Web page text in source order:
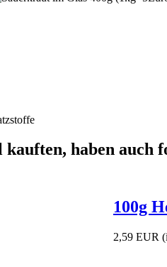
haben auch
100g
2,59 EUR